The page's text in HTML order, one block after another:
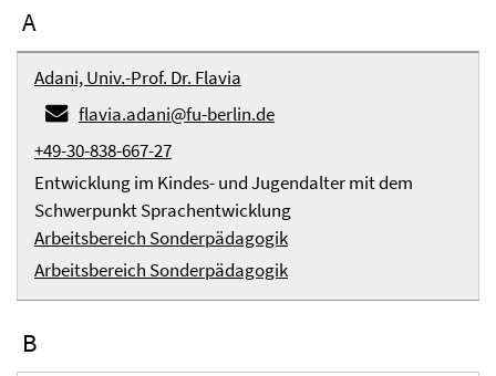
A
Adani, Univ.-Prof. Dr. Flavia
flavia.adani@fu-berlin.de
+49-30-838-667-27
Entwicklung im Kindes- und Jugendalter mit dem
Schwerpunkt Sprachentwicklung
Arbeitsbereich Sonderpädagogik
Arbeitsbereich Sonderpädagogik
B